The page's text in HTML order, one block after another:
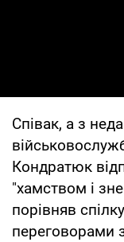
Співак, а з
Кондратюк
"хамством і
порівняв
переговорами